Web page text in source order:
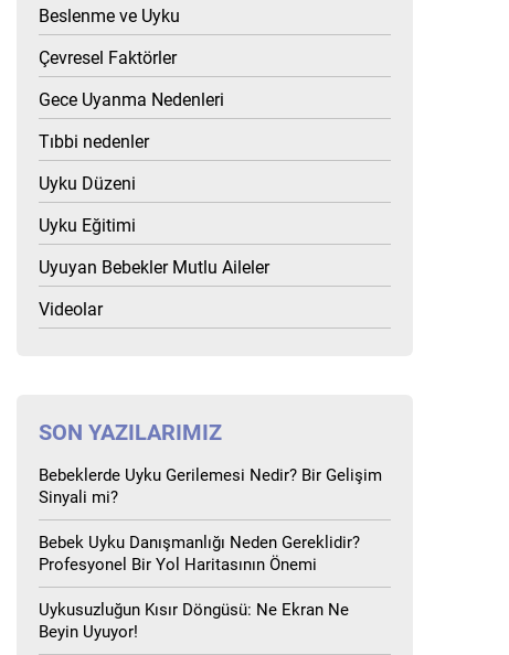
Beslenme ve Uyku
Çevresel Faktörler
Gece Uyanma Nedenleri
Tıbbi nedenler
Uyku Düzeni
Uyku Eğitimi
Uyuyan Bebekler Mutlu Aileler
Videolar
SON YAZILARIMIZ
Bebeklerde Uyku Gerilemesi Nedir? Bir Gelişim
Sinyali mi?
Bebek Uyku Danışmanlığı Neden Gereklidir?
Profesyonel Bir Yol Haritasının Önemi
Uykusuzluğun Kısır Döngüsü: Ne Ekran Ne
Beyin Uyuyor!